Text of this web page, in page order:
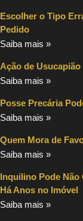
Escolher o Tipo
Pedido
Saiba mais »
Ação de
Saiba mais »
Posse Precária
Saiba mais »
Quem Mora de
Saiba mais »
Inquilino Pode
Há Anos no Imóvel
Saiba mais »